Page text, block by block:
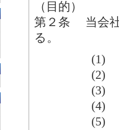
（目的）
第２条 当会社
る。
(1)
(2)
(3) (
(4) (
(5) (